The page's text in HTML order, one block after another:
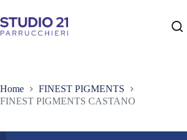
al
contenuto
Home
FINEST PIGMENTS
FINEST PIGMENTS CASTANO